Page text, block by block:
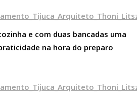
e com duas bancadas uma
na hora do preparo